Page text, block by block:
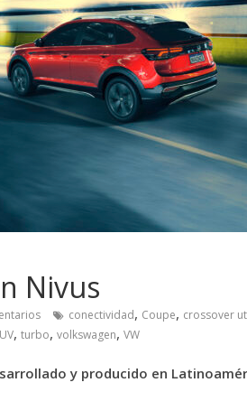
Nivus
conectividad, Coupe, crossover
, turbo, volkswagen, VW
y producido en